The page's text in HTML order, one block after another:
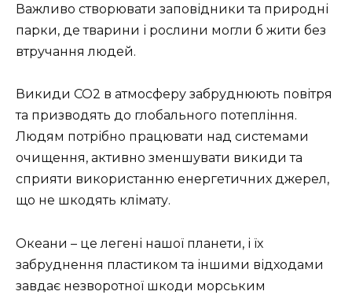
Важливо створювати заповідники та природні
парки, де тварини і рослини могли б жити без
втручання людей.
Викиди CO2 в атмосферу забруднюють повітря
та призводять до глобального потепління.
Людям потрібно працювати над системами
очищення, активно зменшувати викиди та
сприяти використанню енергетичних джерел,
що не шкодять клімату.
Океани – це легені нашої планети, і їх
забруднення пластиком та іншими відходами
завдає незворотної шкоди морським